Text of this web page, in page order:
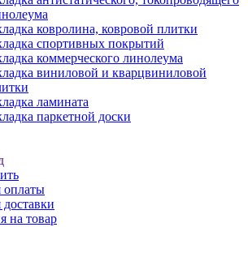
ковролина, ковровой плитки
спортивных покрытий
коммерческого линолеума
виниловой и кварцвиниловой
ламината
паркетной доски
оплаты
на товар